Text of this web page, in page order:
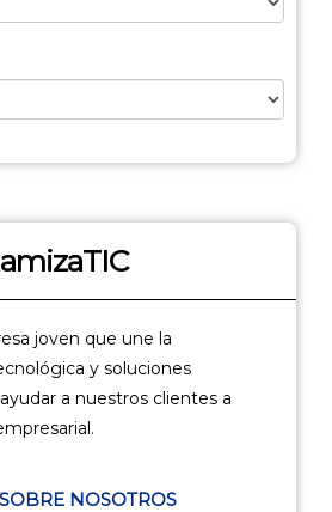
joven que une la
y soluciones
a nuestros clientes a
NOSOTROS